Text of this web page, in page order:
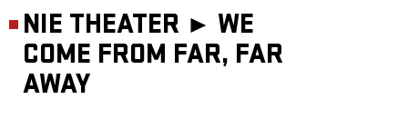
NIE THEATER ► WE
COME FROM FAR, FAR
AWAY